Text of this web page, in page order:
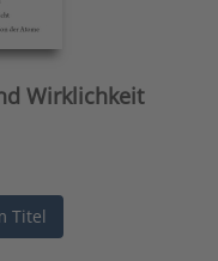
Wirklichkeit
Titel